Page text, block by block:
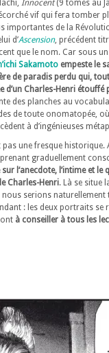
Innocent(9 tomes au
vif qui fera tomber
importantes de la
d’Ascension, précédent
que le nom. Car sous
Sakamoto empeste le
de paradis perdu qui,
d’un Charles-Henri
des planches au
de toute onomatopée,
à d’ingénieuses
pas une fresque historique.
graduellement
sur l‘anecdote, l’intime et
Charles-Henri. Là se situe
serions naturellement
: les deux portraits se
à conseiller à tous les